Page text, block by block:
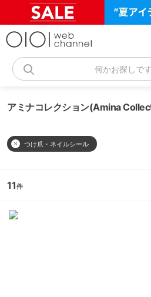
何かお探しで
つけ爪・ネイルシール
11